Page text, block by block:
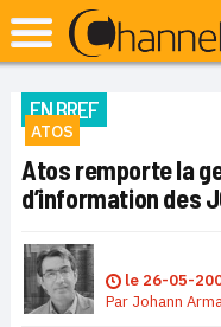
EN BREF
ATOS
Atos remporte la
d’information des
le 26-05-
Par Johann